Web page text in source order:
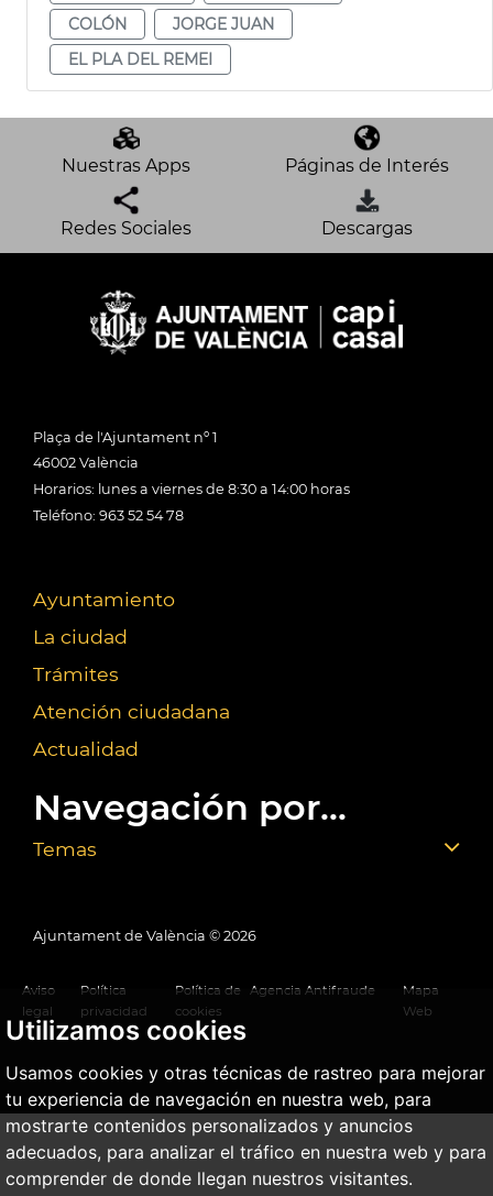
Utilizamos cookies
Usamos cookies y otras técnicas de rastreo para mejorar
tu experiencia de navegación en nuestra web, para
mostrarte contenidos personalizados y anuncios
adecuados, para analizar el tráfico en nuestra web y para
comprender de donde llegan nuestros visitantes.
COLÓN
JORGE JUAN
EL PLA DEL REMEI
Nuestras Apps Páginas de Interés
Redes Sociales Descargas
Plaça de l'Ajuntament nº 1
46002 València
Horarios: lunes a viernes de 8:30 a 14:00 horas
Teléfono: 963 52 54 78
Ayuntamiento
La ciudad
Trámites
Atención ciudadana
Actualidad
Navegación por...
Temas
Ajuntament de València © 2026
Aviso
legal
Política
privacidad
Política de
cookies
Agencia Antifraude
Mapa
Web